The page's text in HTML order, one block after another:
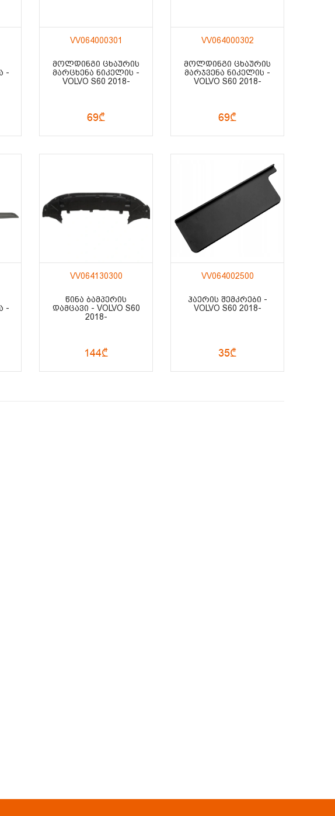
-
VV064000301
ᲛᲝᲚᲓᲘᲜᲒᲘ ᲪᲮᲐᲣᲠᲘᲡ
ᲛᲐᲠᲪᲮᲔᲜᲐ ᲜᲘᲙᲔᲚᲘᲡ -
VOLVO S60 2018-
69₾
VV064000302
ᲛᲝᲚᲓᲘᲜᲒᲘ ᲪᲮᲐᲣᲠᲘᲡ
ᲛᲐᲠᲯᲕᲔᲜᲐ ᲜᲘᲙᲔᲚᲘᲡ -
VOLVO S60 2018-
69₾
-
VV064130300
ᲬᲘᲜᲐ ᲑᲐᲛᲞᲔᲠᲘᲡ
ᲓᲐᲛᲪᲐᲕᲘ - VOLVO S60
2018-
144₾
VV064002500
ᲰᲐᲔᲠᲘᲡ ᲨᲔᲛᲙᲠᲔᲑᲘ -
VOLVO S60 2018-
35₾